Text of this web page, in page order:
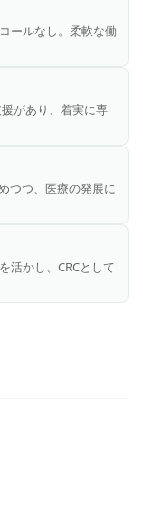
ポートし、現代の
す。
究の支援を実施し
希望者を募集し
認知症を含むCNS
る分野です。当社
せ現在は東京・神
療機関での治験を
など個人のスキ
キャリアを磨く
ートし、現在
数
ールなし。柔軟な働
があり、着実に専
つつ、医療の発展に
活かし、CRCとして